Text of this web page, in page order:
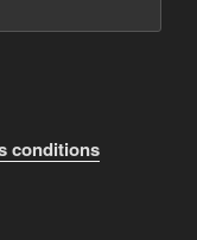
conditions